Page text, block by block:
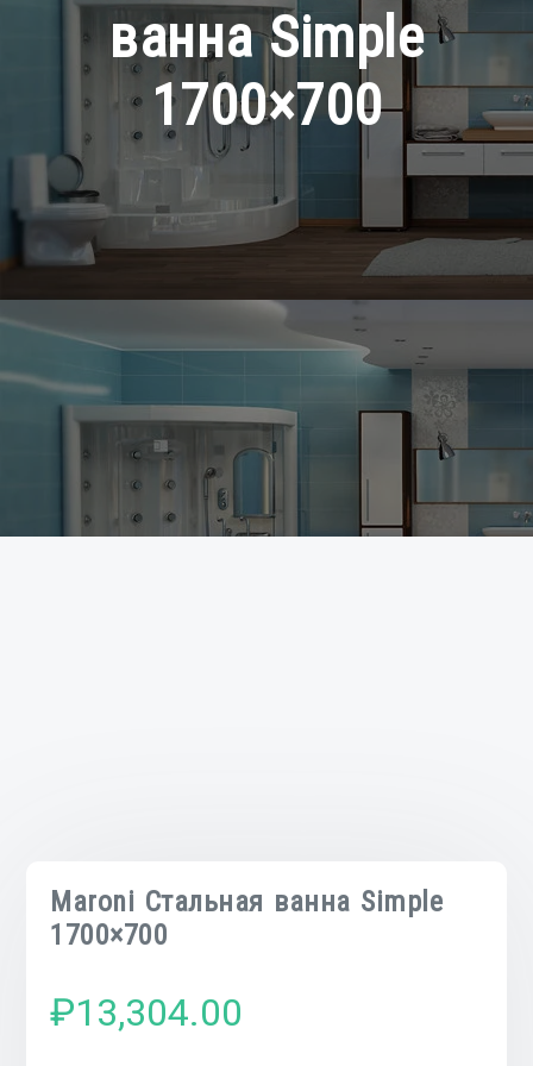
ванна Simple
1700×700
Maroni Стальная ванна Simple
1700×700
₽13,304.00